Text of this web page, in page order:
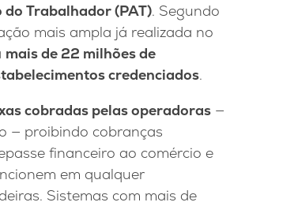
Trabalhador (PAT). Segundo
mais ampla já realizada no
mais de 22 milhões de
credenciados.
cobradas pelas operadoras —
— proibindo cobranças
financeiro ao comércio e
em qualquer
Sistemas com mais de